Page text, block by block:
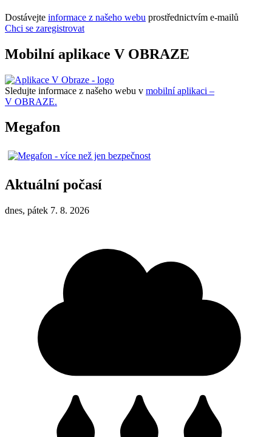
Dostávejte informace z našeho webu prostřednictvím e-mailů
Chci se zaregistrovat
Mobilní aplikace V OBRAZE
Sledujte informace z našeho webu v mobilní aplikaci –
V OBRAZE.
Megafon
Aktuální počasí
dnes, pátek 7. 8. 2026